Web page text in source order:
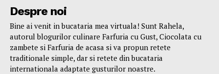
Despre noi
Bine ai venit in bucataria mea virtuala! Sunt Rahela,
autorul blogurilor culinare Farfuria cu Gust, Ciocolata cu
zambete si Farfuria de acasa si va propun retete
traditionale simple, dar si retete din bucataria
internationala adaptate gusturilor noastre.